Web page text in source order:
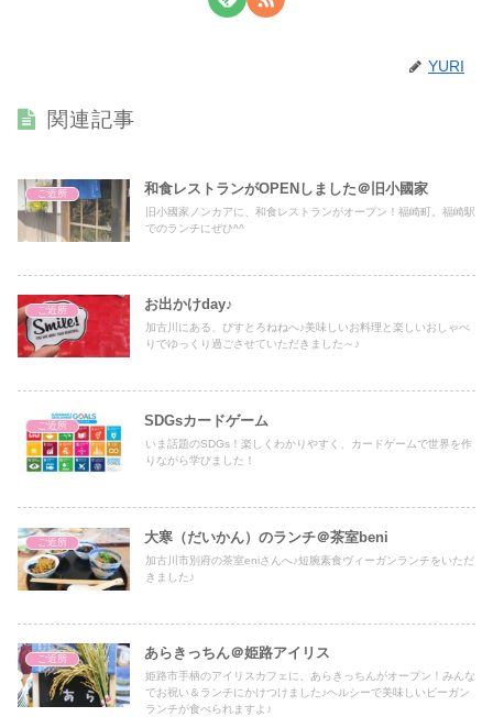
YURI
関連記事
ご近所 和食レストランがOPENしました＠旧小國家
旧小國家ノンカアに、和食レストランがオープン！福崎町。福崎駅
でのランチにぜひ^^
ご近所 お出かけday♪
加古川にある、びすとろねねへ♪美味しいお料理と楽しいおしゃべ
りでゆっくり過ごさせていただきました～♪
ご近所 SDGsカードゲーム
いま話題のSDGs！楽しくわかりやすく、カードゲームで世界を作
りながら学びました！
ご近所 大寒（だいかん）のランチ＠茶室beni
加古川市別府の茶室eniさんへ♪短腕素食ヴィーガンランチをいただ
きました♪
ご近所 あらきっちん＠姫路アイリス
姫路市手柄のアイリスカフェに、あらきっちんがオープン！みんな
でお祝い＆ランチにかけつけました♪ヘルシーで美味しいビーガン
ランチが食べられますよ♪